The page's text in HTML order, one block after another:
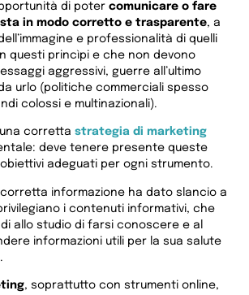
di poter comunicare o fare
in modo corretto e trasparente, a
e professionalità di quelli
questi princìpi e che non devono
aggressivi, guerre all’ultimo
urlo (politiche commerciali spesso
colossi e multinazionali).
corretta strategia di marketing
deve tenere presente queste
adeguati per ogni strumento.
corretta informazione ha dato slancio a
i contenuti informativi, che
allo studio di farsi conoscere e al
informazioni utili per la sua salute
, soprattutto con strumenti online,